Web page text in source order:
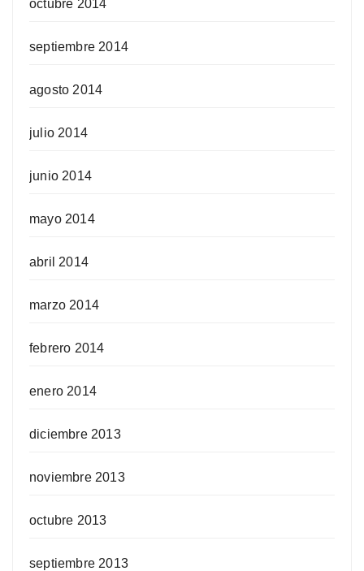
octubre 2014
septiembre 2014
agosto 2014
julio 2014
junio 2014
mayo 2014
abril 2014
marzo 2014
febrero 2014
enero 2014
diciembre 2013
noviembre 2013
octubre 2013
septiembre 2013